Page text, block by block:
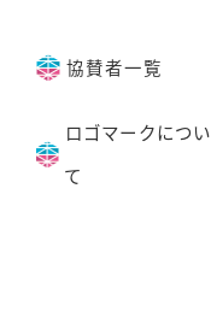
協賛者一覧
ロゴマークについ
て